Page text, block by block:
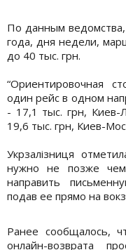
По данным
года, дня недели,
до 40 тыс. грн.
“Ориентировочная
один рейс в одном
- 17,1 тыс. грн,
19,6 тыс. грн, Киев-
Укрзалізниця
нужно не позже
направить
подав ее прямо на
Ранее сообщалось,
онлайн-возврата